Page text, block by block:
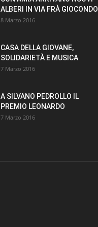
ALBERI IN VIA FRÀ GIOCONDO
8 Marzo 2016
CASA DELLA GIOVANE,
SOLIDARIETÀ E MUSICA
7 Marzo 2016
A SILVANO PEDROLLO IL
PREMIO LEONARDO
7 Marzo 2016